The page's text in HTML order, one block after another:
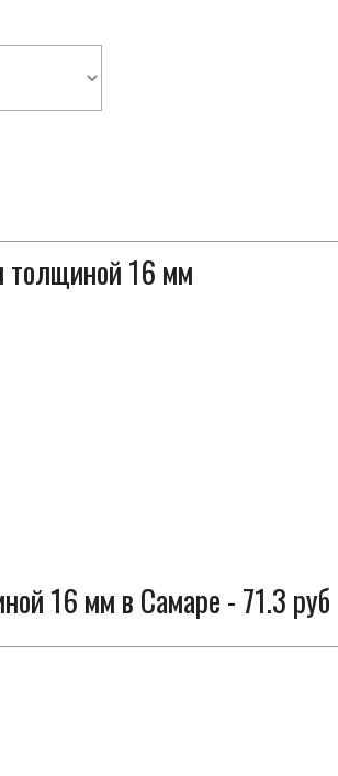
толщиной 16 мм
16 мм в Самаре - 71.3 руб